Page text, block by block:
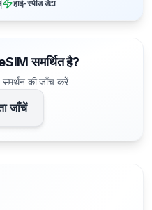
हाई-स्पीड डेटा
समर्थित है?
की जाँच करें
जाँचें